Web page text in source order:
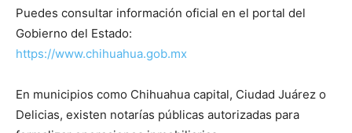
Puedes consultar información oficial en el portal del
Gobierno del Estado:
https://www.chihuahua.gob.mx
En municipios como Chihuahua capital, Ciudad Juárez o
Delicias, existen notarías públicas autorizadas para